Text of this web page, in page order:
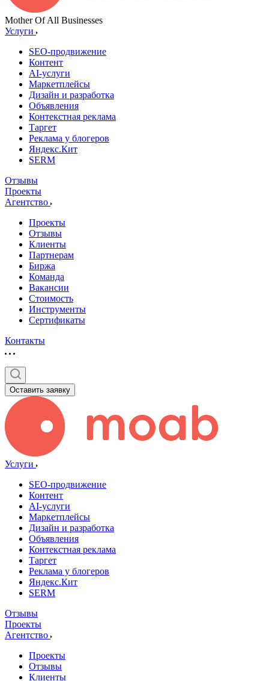
Mother Of All Businesses
Услуги
SEO-продвижение
Контент
AI-услуги
Маркетплейсы
Дизайн и разработка
Объявления
Контекстная реклама
Таргет
Реклама у блогеров
Яндекс.Кит
SERM
Отзывы
Проекты
Агентство
Проекты
Отзывы
Клиенты
Партнерам
Биржа
Команда
Вакансии
Стоимость
Инструменты
Сертификаты
Контакты
Оставить заявку
Услуги
SEO-продвижение
Контент
AI-услуги
Маркетплейсы
Дизайн и разработка
Объявления
Контекстная реклама
Таргет
Реклама у блогеров
Яндекс.Кит
SERM
Отзывы
Проекты
Агентство
Проекты
Отзывы
Клиенты